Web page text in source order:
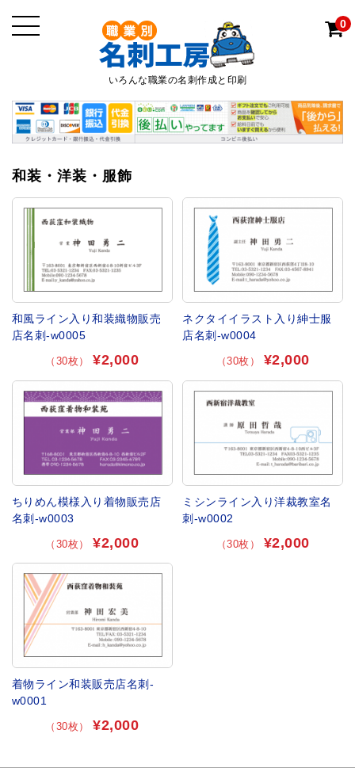
いろんな職業の名刺作成と印刷
0
和装・洋装・服飾
和風ライン入り和装織物販売
店名刺-w0005
（30枚）¥2,000
ネクタイイラスト入り紳士服
店名刺-w0004
（30枚） ¥2,000
ちりめん模様入り着物販売店
名刺-w0003
（30枚）¥2,000
ミシンライン入り洋裁教室名
刺-w0002
（30枚） ¥2,000
着物ライン和装販売店名刺-
w0001
（30枚）¥2,000